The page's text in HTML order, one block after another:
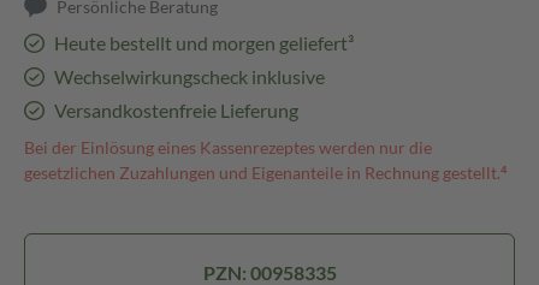
Persönliche Beratung
Heute bestellt und morgen geliefert³
Wechselwirkungscheck inklusive
Versandkostenfreie Lieferung
Bei der Einlösung eines Kassenrezeptes werden nur die
gesetzlichen Zuzahlungen und Eigenanteile in Rechnung gestellt.⁴
PZN: 00958335